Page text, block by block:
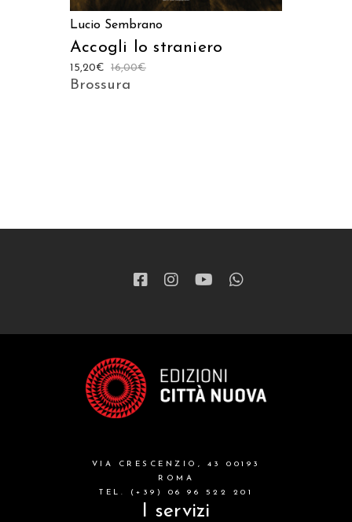
Lucio Sembrano
Accogli lo straniero
16,00€
15,20€
Brossura
VIA CRESCENZIO, 43 00193
ROMA
TEL. (+39) 06 96 522 201
I servizi